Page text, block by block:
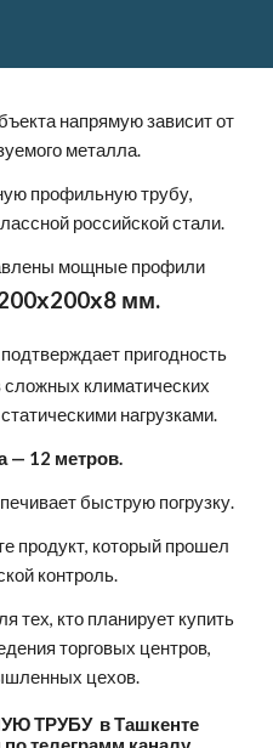
напрямую зависит от
металла.
профильную трубу,
российской стали.
мощные профили
мм.
подтверждает пригодность
сложных климатических
нагрузками.
— 12 метров.
быструю погрузку.
продукт, который прошел
контроль.
тех, кто планирует купить
торговых центров,
цехов.
ТРУБУ в Ташкенте